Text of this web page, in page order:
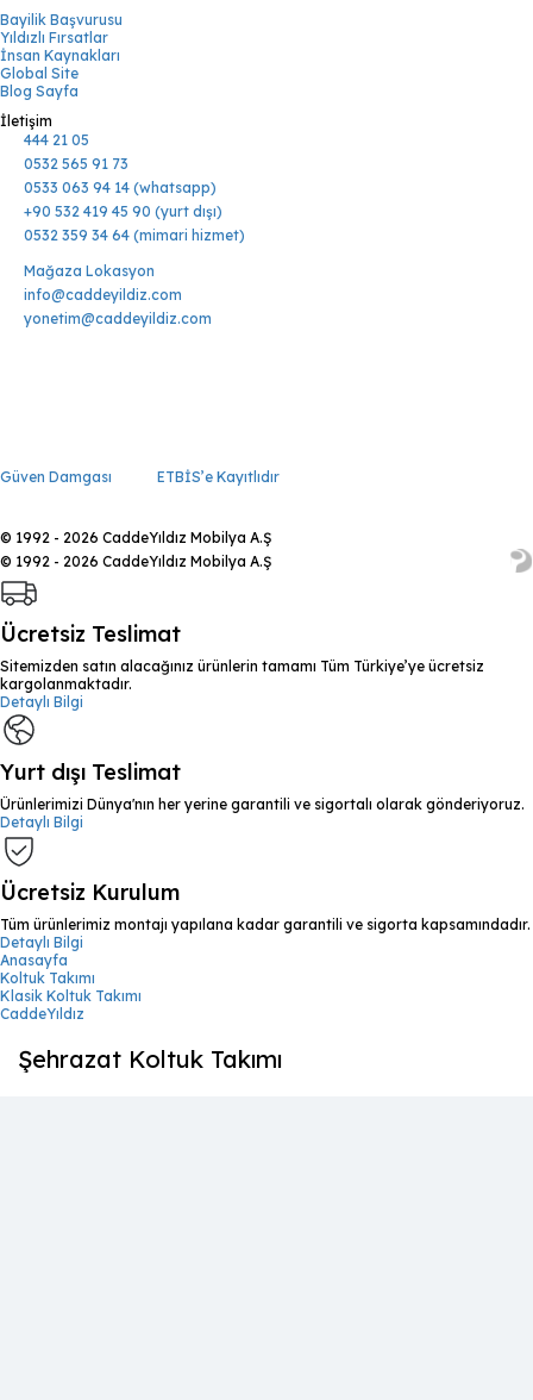
Bayilik Başvurusu
Yıldızlı Fırsatlar
İnsan Kaynakları
Global Site
Blog Sayfa
İletişim
444 21 05
0532 565 91 73
0533 063 94 14 (whatsapp)
+90 532 419 45 90 (yurt dışı)
0532 359 34 64 (mimari hizmet)
Mağaza Lokasyon
info@caddeyildiz.com
yonetim@caddeyildiz.com
Güven Damgası ETBİS’e Kayıtlıdır
© 1992 - 2026 CaddeYıldız Mobilya A.Ş
© 1992 - 2026 CaddeYıldız Mobilya A.Ş
Ücretsiz Teslimat
Sitemizden satın alacağınız ürünlerin tamamı Tüm Türkiye’ye ücretsiz
kargolanmaktadır.
Detaylı Bilgi
Yurt dışı Teslimat
Ürünlerimizi Dünya'nın her yerine garantili ve sigortalı olarak gönderiyoruz.
Detaylı Bilgi
Ücretsiz Kurulum
Tüm ürünlerimiz montajı yapılana kadar garantili ve sigorta kapsamındadır.
Detaylı Bilgi
Anasayfa
Koltuk Takımı
Klasik Koltuk Takımı
CaddeYıldız
Şehrazat Koltuk Takımı